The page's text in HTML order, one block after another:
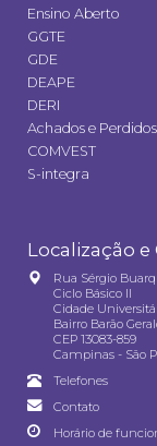
Ensino Aberto
GGTE
GDE
DEAPE
DERI
Achados e
COMVEST
S-integra
Localização
Rua Sérgio
Ciclo Básico II
Cidade
Bairro Barão
CEP 13083-859
Campinas - São
Telefones
Contato
Horário de